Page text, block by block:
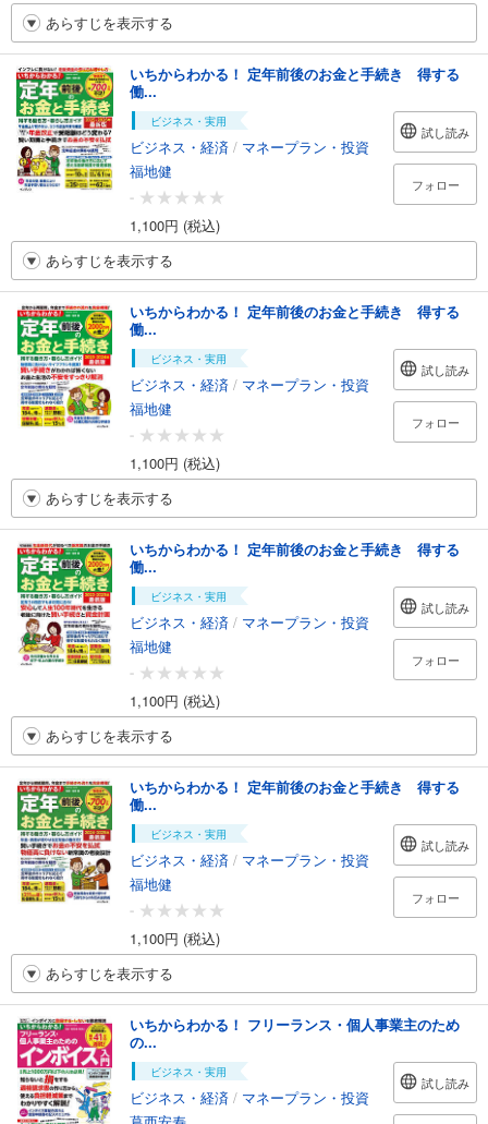
あらすじを表示する
いちからわかる！ 定年前後のお金と手続き 得する
働...
ビジネス・実用
ビジネス・経済 / マネープラン・投資
福地健
-
1,100円 (税込)
試し読み
フォロー
あらすじを表示する
いちからわかる！ 定年前後のお金と手続き 得する
働...
ビジネス・実用
ビジネス・経済 / マネープラン・投資
福地健
-
1,100円 (税込)
試し読み
フォロー
あらすじを表示する
いちからわかる！ 定年前後のお金と手続き 得する
働...
ビジネス・実用
ビジネス・経済 / マネープラン・投資
福地健
-
1,100円 (税込)
試し読み
フォロー
あらすじを表示する
いちからわかる！ 定年前後のお金と手続き 得する
働...
ビジネス・実用
ビジネス・経済 / マネープラン・投資
福地健
-
1,100円 (税込)
試し読み
フォロー
あらすじを表示する
いちからわかる！ フリーランス・個人事業主のため
の...
ビジネス・実用
ビジネス・経済 / マネープラン・投資
試し読み